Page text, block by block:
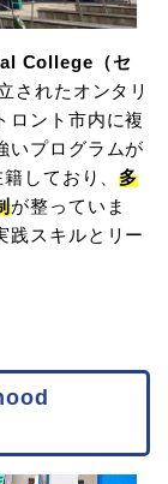
College（セ
されたオンタリ
ロント市内に複
いプログラムが
しており、多
が整っていま
践スキルとリー